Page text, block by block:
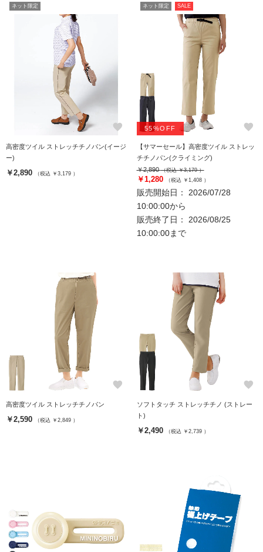
ネット限定
favorite
高密度ツイル ストレッチチノパン(イージ
ー)
￥2,890 （税込 ￥3,179 ）
ネット限定 SALE
55%OFF favorite
【サマーセール】高密度ツイル ストレッ
チチノパン(クライミング)
￥2,890（税込 ￥3,179 ）
￥1,280 （税込 ￥1,408 ）
販売開始日： 2026/07/28
10:00:00から
販売終了日： 2026/08/25
10:00:00まで
favorite
高密度ツイル ストレッチチノパン
￥2,590 （税込 ￥2,849 ）
favorite
ソフトタッチ ストレッチチノ (ストレー
ト)
￥2,490 （税込 ￥2,739 ）